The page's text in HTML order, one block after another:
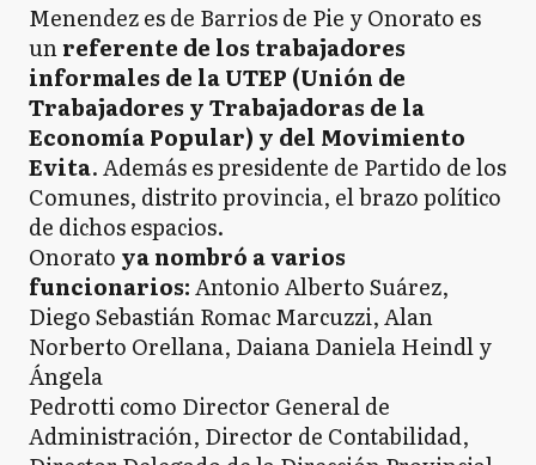
Menendez es de Barrios de Pie y Onorato es
unreferente de los trabajadores
informales de la UTEP (Unión de
Trabajadores y Trabajadoras de la
Economía Popular) y del Movimiento
Evita. Además es presidente de Partido de los
Comunes, distrito provincia, el brazo político
de dichos espacios.
Onorato ya nombró a varios
funcionarios:Antonio Alberto Suárez,
Diego Sebastián Romac Marcuzzi, Alan
Norberto Orellana, Daiana Daniela Heindl y
Ángela
Pedrotti como Director General de
Administración, Director de Contabilidad,